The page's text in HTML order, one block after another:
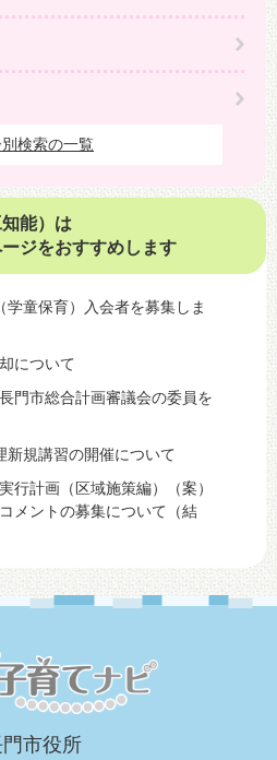
検索の一覧
能）は
ジをおすすめします
童保育）入会者を募集しま
について
門市総合計画審議会の委員を
新規講習の開催について
行計画（区域施策編）（案）
メントの募集について（結
市役所